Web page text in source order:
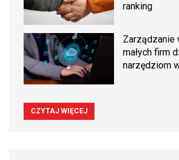
ranking
Zarządzanie
małych firm
narzędziom
CZYTAJ WIĘCEJ